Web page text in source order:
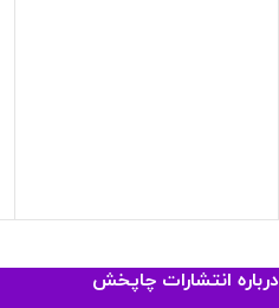
درباره انتشارات چاپخش